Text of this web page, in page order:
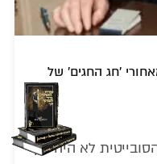
'חג החגים' של
לא היה רק